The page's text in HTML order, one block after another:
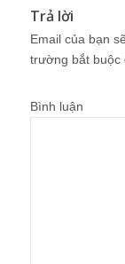
Trả lời
Email của bạn
trường bắt buộc
Bình luận